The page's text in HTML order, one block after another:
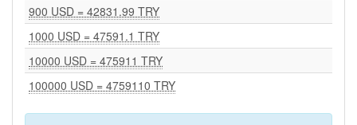
900 USD = 42831.99 TRY
1000 USD = 47591.1 TRY
10000 USD = 475911 TRY
100000 USD = 4759110 TRY